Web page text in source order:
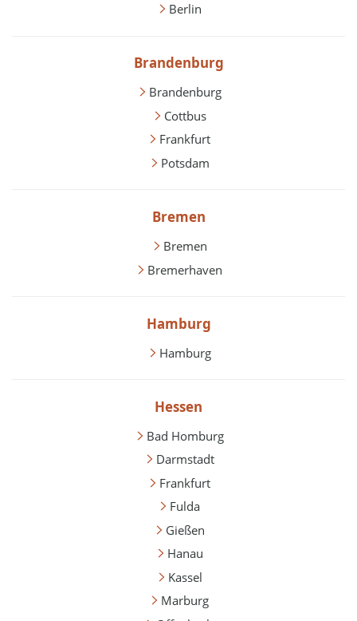
Berlin
Brandenburg
Brandenburg
Cottbus
Frankfurt
Potsdam
Bremen
Bremen
Bremerhaven
Hamburg
Hamburg
Hessen
Bad Homburg
Darmstadt
Frankfurt
Fulda
Gießen
Hanau
Kassel
Marburg